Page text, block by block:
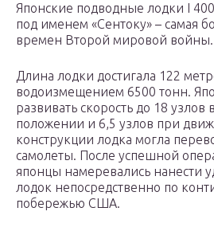
Японские подводные лодки I
под именем «Сентоку» – самая
времен Второй мировой войны.
Длина лодки достигала 122
водоизмещением 6500 тонн.
развивать скорость до 18 узлов
положении и 6,5 узлов при
конструкции лодка могла
самолеты. После успешной
японцы намеревались нанести
лодок непосредственно по
побережью США.